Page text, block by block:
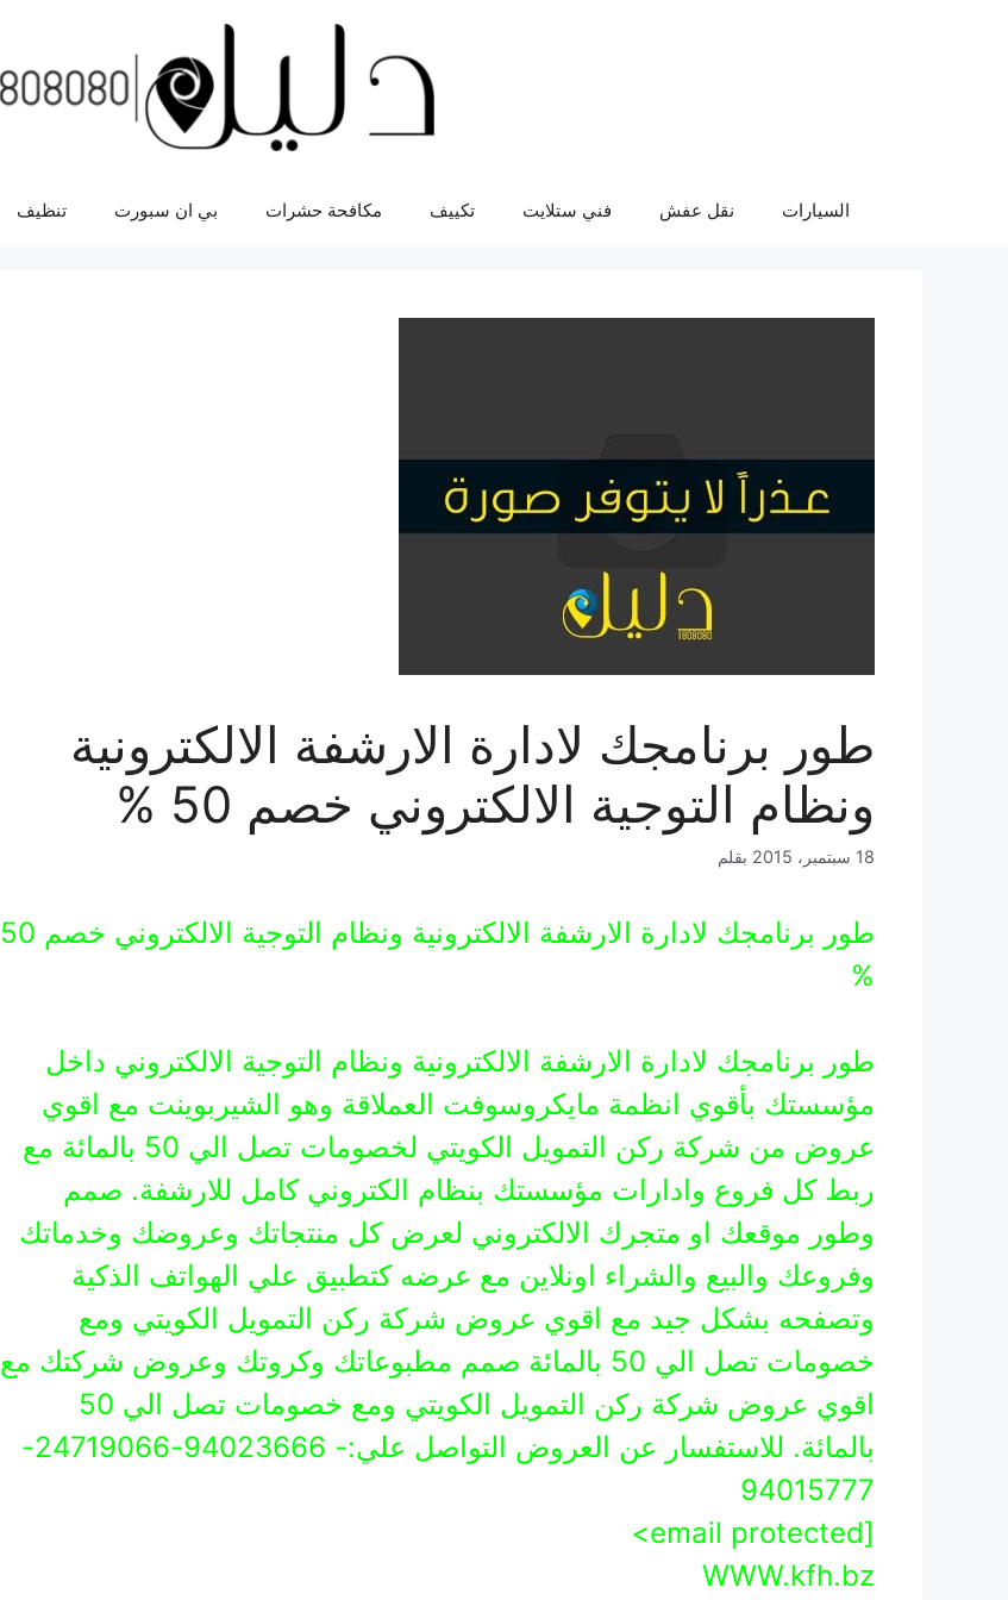
السيارات نقل عفش فني ستلايت تكييف مكافحة حشرات بي ان سبورت تنظيف
طور برنامجك لادارة الارشفة الالكترونية
ونظام التوجية الالكتروني خصم 50 %
18 سبتمبر، 2015 بقلم
طور برنامجك لادارة الارشفة الالكترونية ونظام التوجية الالكتروني خصم 50
%
طور برنامجك لادارة الارشفة الالكترونية ونظام التوجية الالكتروني داخل
مؤسستك بأقوي انظمة مايكروسوفت العملاقة وهو الشيربوينت مع اقوي
عروض من شركة ركن التمويل الكويتي لخصومات تصل الي 50 بالمائة مع
ربط كل فروع وادارات مؤسستك بنظام الكتروني كامل للارشفة. صمم
وطور موقعك او متجرك الالكتروني لعرض كل منتجاتك وعروضك وخدماتك
وفروعك والبيع والشراء اونلاين مع عرضه كتطبيق علي الهواتف الذكية
وتصفحه بشكل جيد مع اقوي عروض شركة ركن التمويل الكويتي ومع
خصومات تصل الي 50 بالمائة صمم مطبوعاتك وكروتك وعروض شركتك مع
اقوي عروض شركة ركن التمويل الكويتي ومع خصومات تصل الي 50
بالمائة. للاستفسار عن العروض التواصل علي:- 94023666-24719066-
94015777
[email protected>
WWW.kfh.bz